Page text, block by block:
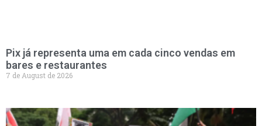
Pix já representa uma em cada cinco vendas em
bares e restaurantes
7 de August de 2026